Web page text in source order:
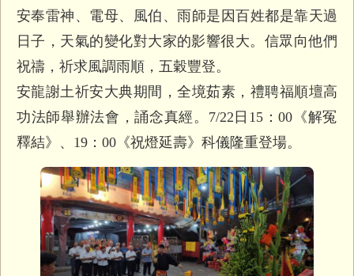
安奉雷神、電母、風伯、雨師是因百姓都是靠天過
日子， 天氣的變化對大家的影響很大。信眾向他們
祝禱，祈求風調雨順， 五穀豐登。
安龍謝土祈安大典期間，全境茹素，禮聘福順壇高
功法師舉辦法會，誦念真經。7/22日15：00《解冤
釋結》、19：00《祝燈延壽》科儀隆重登場。